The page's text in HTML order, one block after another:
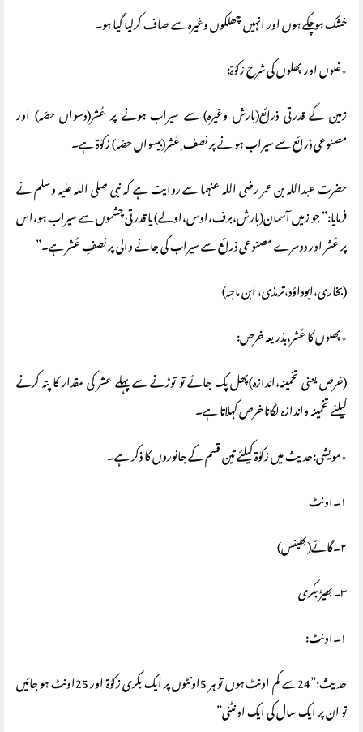
خشک ہوچکے ہوں اور انہیں چھلکوں وغیرہ سے صاف کرلیا گیا ہو۔
٭غلوں اور پھلوں کی شرح زکوٰة:
زمین کے قدرتی ذرائع(بارش وغیرہ) سے سیراب ہونے پر عُشر(دسواں حصّہ) اور
مصنوعی ذرائع سے سیراب ہو نے پر نصف ِ عُشر(بیسواں حصّہ) زکوٰة ہے۔
حضرت عبداللہ بن عمر رضی اللہ عنہما سے روایت ہے کہ نبی صلی اللہ علیہ وسلم نے
فرمایا:” جو زمیں آسمان(بارش،برف،اوس،اولے) یا قدرتی چشموں سے سیراب ہو،اس
پر عُشر اور دوسرے مصنوعی ذرائع سے سیراب کی جانے والی پر نصفِ عُشر ہے۔”
(بخاری،ابوداؤد،ترمذی، ابن ماجہ)
٭پھلوں کا عُشر،بذریعہ خرص:
(خرص یعنی تخمینہ،اندازہ)پھل پک جائے تو توڑنے سے پہلے عشر کی مقدار کا پتہ کرنے
کیلئے تخمینہ واندازہ لگانا خرص کہلاتا ہے۔
٭مویشی:حدیث میں زکوٰة کیلئے تین قسم کے جانوروں کا ذکر ہے۔
١۔اونٹ
٢۔گائے(بھینس)
٣۔بھیڑ بکری
١۔اونٹ:
حدیث:”24سے کم اونٹ ہوں تو ہر 5اونٹوں پر ایک بکری زکوٰة اور 25اونٹ ہو جائیں
تو ان پر ایک سال کی ایک اونٹنی”